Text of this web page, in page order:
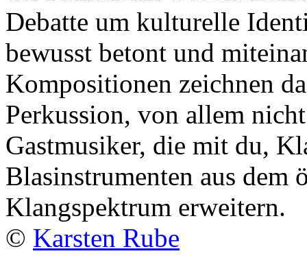
Debatte um kulturelle
bewusst betont und
Kompositionen zeichnen
Perkussion, von allem
Gastmusiker, die mit du,
Blasinstrumenten aus dem
Klangspektrum erweitern.
© Karsten Rube